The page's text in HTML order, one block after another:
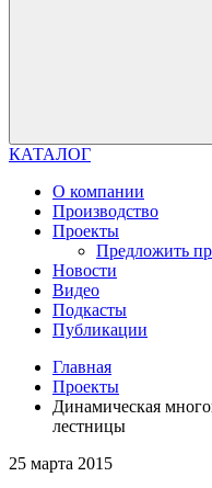
КАТАЛОГ
О компании
Производство
Проекты
Предложить
Новости
Видео
Подкасты
Публикации
Главная
Проекты
Динамическая
лестницы
25 марта 2015